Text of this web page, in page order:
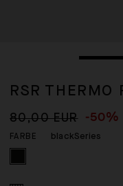
RSR THERMO
80,00 EUR -50%
FARBE blackSeries